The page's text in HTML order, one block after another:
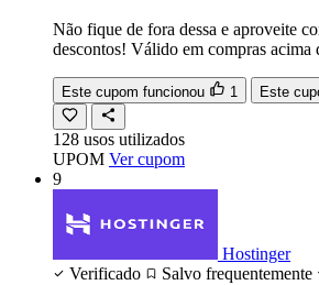
Não fique de fora dessa e aproveite
descontos! Válido em compras acima
Este cupom funcionou 1 Este
128 usos utilizados
UPOM Ver cupom
9
Hostinger
Verificado
Salvo frequentemente